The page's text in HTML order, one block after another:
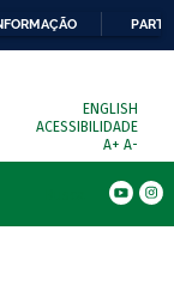
ENGLISH
ACESSIBILIDADE
A+ A-